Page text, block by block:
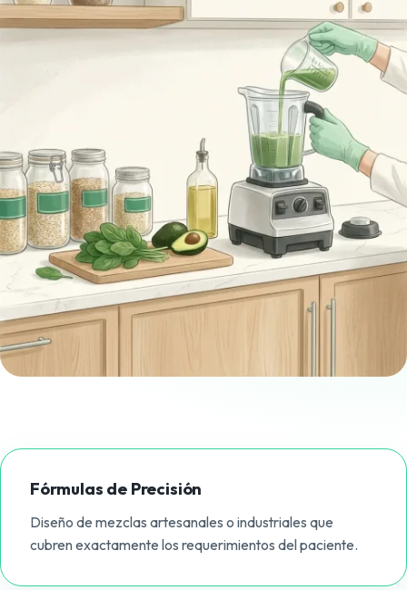
Fórmulas de Precisión
Diseño de mezclas artesanales o industriales que
cubren exactamente los requerimientos del paciente.